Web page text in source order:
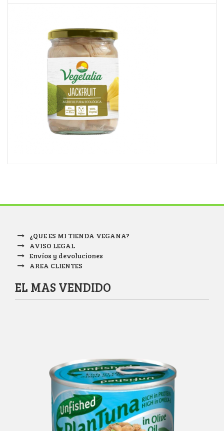
¿QUE ES MI TIENDA VEGANA?
AVISO LEGAL
Envíos y devoluciones
AREA CLIENTES
EL MAS VENDIDO